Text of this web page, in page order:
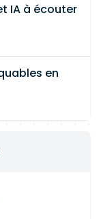
IA à écouter
en